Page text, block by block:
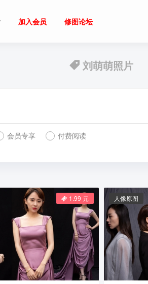
加入会员 修图论坛
刘萌萌照片
会员专享
付费阅读
1.99 元 人像原图